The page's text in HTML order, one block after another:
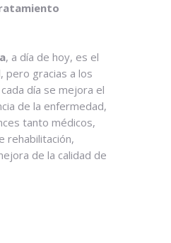
, a día de hoy, es el
pero gracias a los
día se mejora el
de la enfermedad,
tanto médicos,
rehabilitación,
de la calidad de